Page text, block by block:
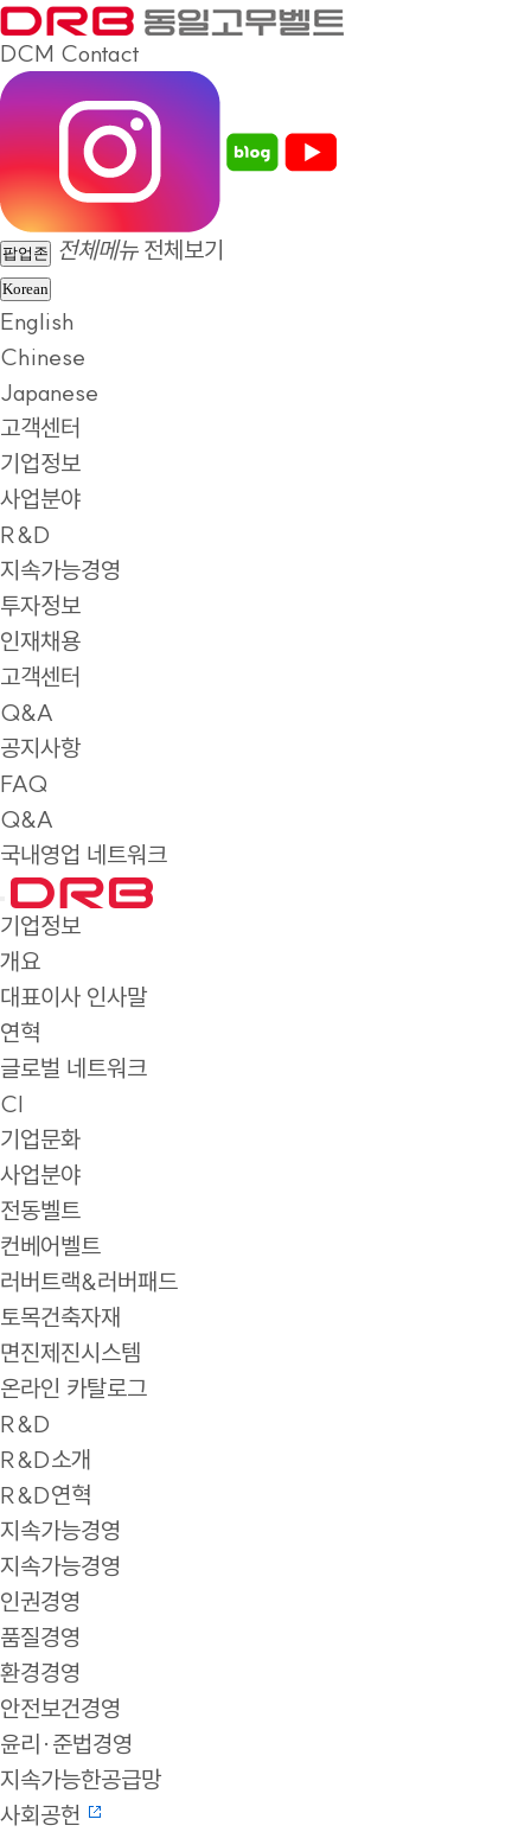
DCM Contact
팝업존 전체메뉴 전체보기
Korean
English
Chinese
Japanese
고객센터
기업정보
사업분야
R&D
지속가능경영
투자정보
인재채용
고객센터
Q&A
공지사항
FAQ
Q&A
국내영업 네트워크
기업정보
개요
대표이사 인사말
연혁
글로벌 네트워크
CI
기업문화
사업분야
전동벨트
컨베어벨트
러버트랙&러버패드
토목건축자재
면진제진시스템
온라인 카탈로그
R&D
R&D소개
R&D연혁
지속가능경영
지속가능경영
인권경영
품질경영
환경경영
안전보건경영
윤리·준법경영
지속가능한공급망
사회공헌